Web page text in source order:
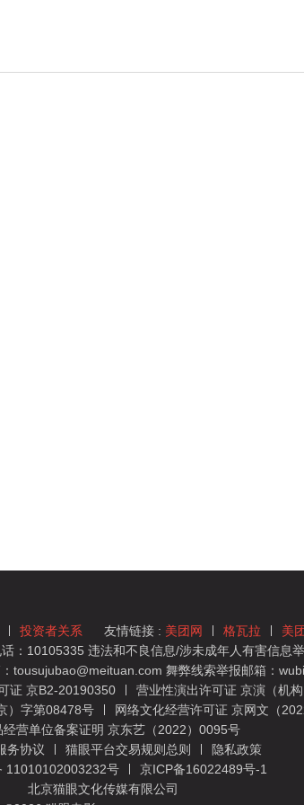
投资者关系 友情链接 : 美团网 格瓦拉 美
：10105335 违法和不良信息/涉未成年人有害信息
tousujubao@meituan.com 舞弊线索举报邮箱：
证 京B2-20190350
营业性演出许可证 京演（机
）字第08478号
网络文化经营许可证 京网文（
经营单位备案证明 京东艺（2022）0095号
务协议
猫眼平台交易规则总则
隐私政策
11010102003232号
京ICP备16022489号-1
北京猫眼文化传媒有限公司